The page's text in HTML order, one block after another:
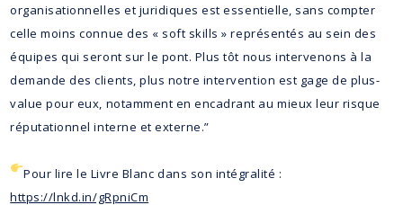
organisationnelles et juridiques est essentielle, sans compter
celle moins connue des « soft skills » représentés au sein des
équipes qui seront sur le pont. Plus tôt nous intervenons à la
demande des clients, plus notre intervention est gage de plus-
value pour eux, notamment en encadrant au mieux leur risque
réputationnel interne et externe.”
Pour lire le Livre Blanc dans son intégralité :
https://lnkd.in/gRpniCm